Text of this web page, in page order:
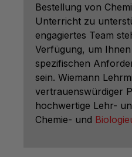
Bestellung von
Unterricht zu
engagiertes Team
Verfügung, um
spezifischen
sein. Wiemann
vertrauenswürdiger
hochwertige Lehr-
Chemie- und